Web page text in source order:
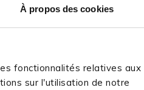
À propos des cookies
fonctionnalités relatives aux
sur l'utilisation de notre
: